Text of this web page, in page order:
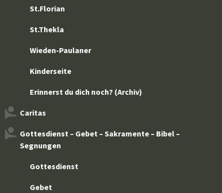
St.Florian
St.Thekla
Wieden-Paulaner
Kinderseite
Erinnerst du dich noch? (Archiv)
Caritas
Gottesdienst – Gebet – Sakramente – Bibel –
Segnungen
Gottesdienst
Gebet